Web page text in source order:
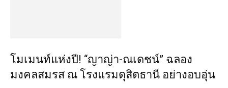
โมเมนท์แห่งปี! “ญาญ่า-ณเดชน์” ฉลอง
มงคลสมรส ณ โรงแรมดุสิตธานี อย่างอบอุ่น